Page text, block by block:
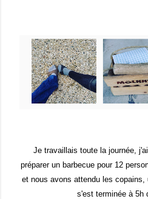
Je travaillais toute la journée,
préparer un barbecue pour 12
et nous avons attendu les
s'est terminée à